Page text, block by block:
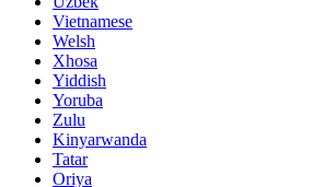
Vietnamese
Welsh
Xhosa
Yiddish
Yoruba
Zulu
Kinyarwanda
Tatar
Oriya